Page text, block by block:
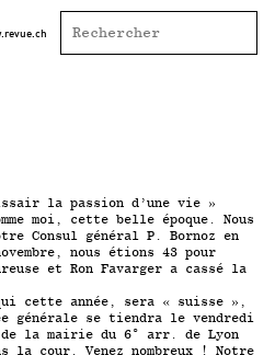
la passion d’une vie »
moi, cette belle époque. Nous
Consul général P. Bornoz en
nous étions 43 pour
et Ron Favarger a cassé la
cette année, sera « suisse »,
générale se tiendra le vendredi
de la mairie du 6° arr. de Lyon
la cour. Venez nombreux ! Notre